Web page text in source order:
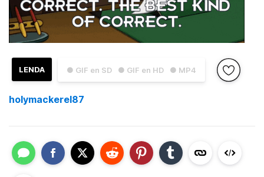
● GIF en SD ● GIF en HD ● MP4
LENDA
holymackerel87